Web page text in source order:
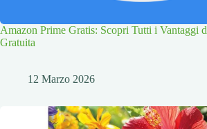
Amazon Prime Gratis: Scopri Tutti i Vantaggi
Gratuita
12 Marzo 2026